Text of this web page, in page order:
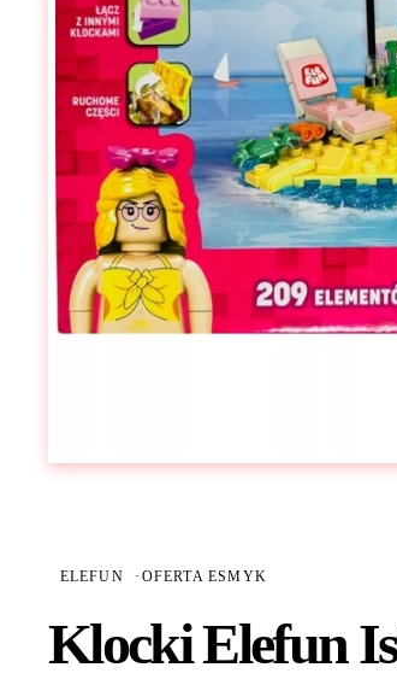
ELEFUN · OFERTA ESMYK
Klocki Elefun